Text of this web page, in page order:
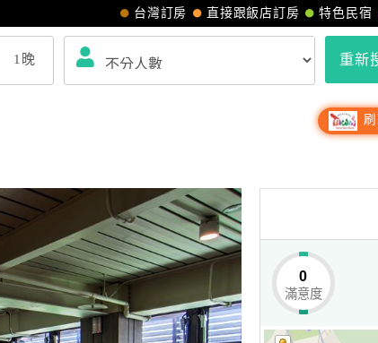
特色民宿
直接跟飯店訂房
台灣訂房
1 晚 重新
0
滿意度